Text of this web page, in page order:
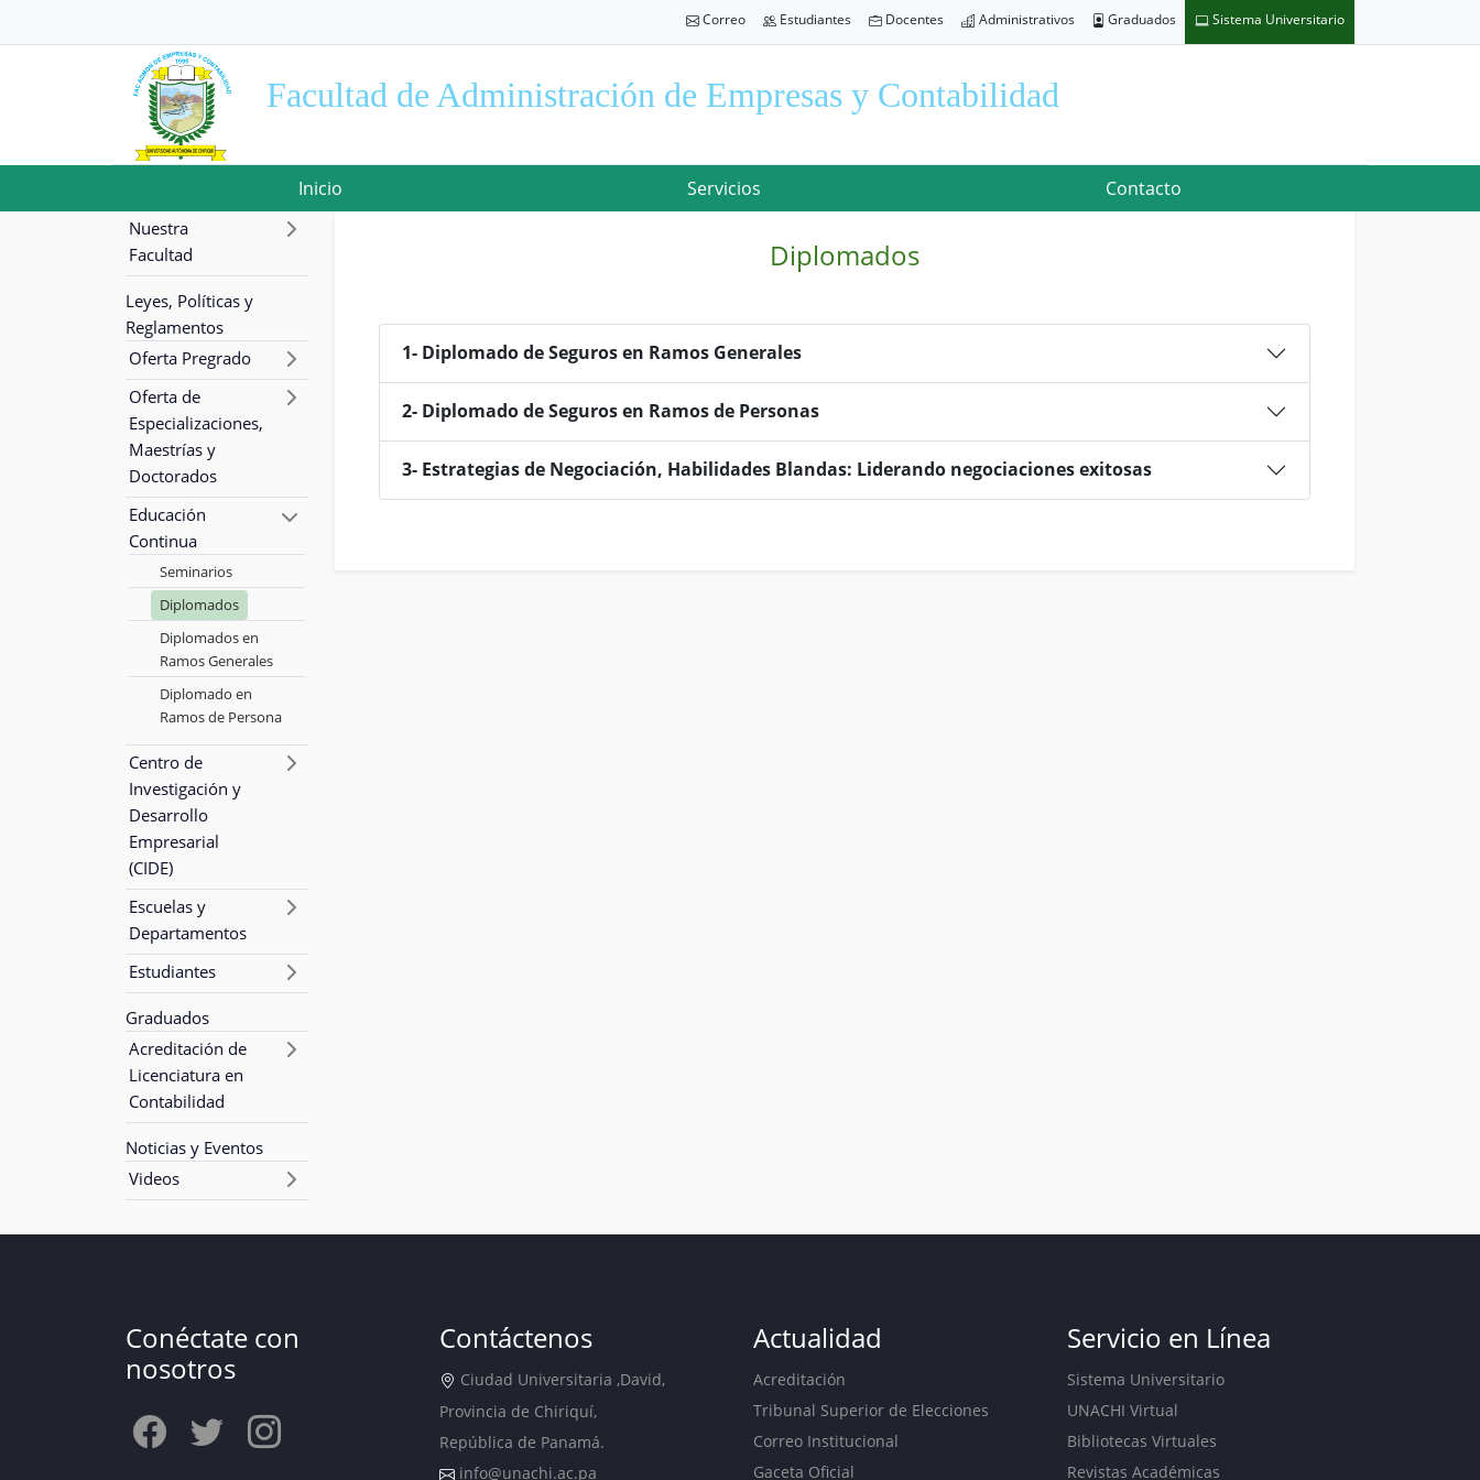
Correo Estudiantes Docentes Administrativos Graduados Sistema Universitario
Facultad de Administración de Empresas y Contabilidad
Inicio Servicios Contacto
Nuestra
Facultad
Leyes, Políticas y
Reglamentos
Oferta Pregrado
Oferta de
Especializaciones,
Maestrías y
Doctorados
Educación
Continua
Seminarios
Diplomados
Diplomados en
Ramos Generales
Diplomado en
Ramos de Persona
Centro de
Investigación y
Desarrollo
Empresarial
(CIDE)
Escuelas y
Departamentos
Estudiantes
Graduados
Acreditación de
Licenciatura en
Contabilidad
Noticias y Eventos
Videos
Diplomados
1- Diplomado de Seguros en Ramos Generales
2- Diplomado de Seguros en Ramos de Personas
3- Estrategias de Negociación, Habilidades Blandas: Liderando negociaciones exitosas
Conéctate con
nosotros
Contáctenos
Ciudad Universitaria ,David,
Provincia de Chiriquí,
República de Panamá.
info@unachi.ac.pa
Actualidad
Acreditación
Tribunal Superior de Elecciones
Correo Institucional
Gaceta Oficial
Servicio en Línea
Sistema Universitario
UNACHI Virtual
Bibliotecas Virtuales
Revistas Académicas